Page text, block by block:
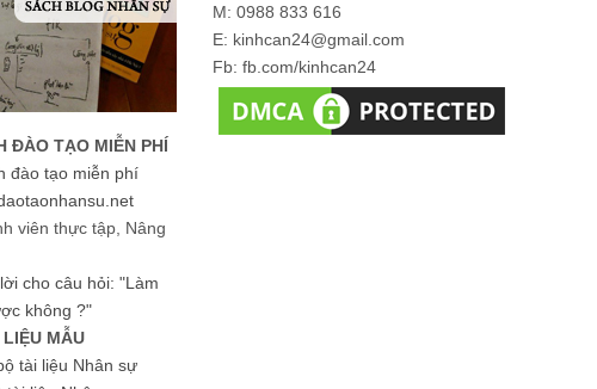
ĐÀO TẠO MIỄN PHÍ
đào tạo miễn phí
viên thực tập, Nâng
cho câu hỏi: "Làm
không ?"
MẪU
tài liệu Nhân sự
M: 0988 833 616
E: kinhcan24@gmail.com
Fb: fb.com/kinhcan24